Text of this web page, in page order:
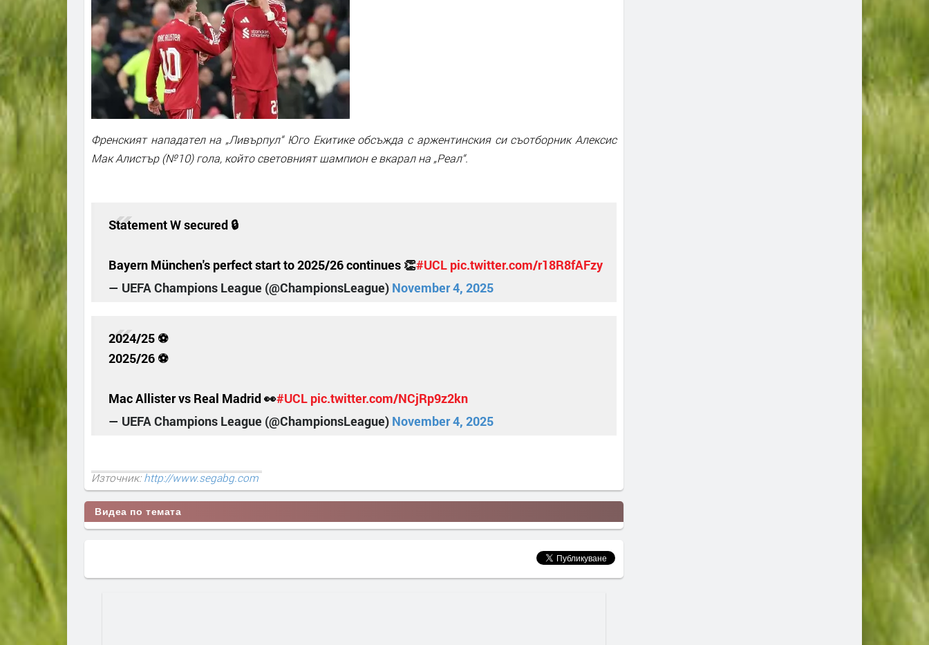
Френският нападател на „Ливърпул“ Юго Екитике обсъжда с аржентинския си съотборник Алексис
Мак Алистър (№10) гола, който световният шампион е вкарал на „Реал“.
Statement W secured 🔒
Bayern München's perfect start to 2025/26 continues 👏#UCL pic.twitter.com/r18R8fAFzy
— UEFA Champions League (@ChampionsLeague) November 4, 2025
2024/25 ⚽
2025/26 ⚽
Mac Allister vs Real Madrid 👀#UCL pic.twitter.com/NCjRp9z2kn
— UEFA Champions League (@ChampionsLeague) November 4, 2025
Източник:http://www.segabg.com
Видеа по темата